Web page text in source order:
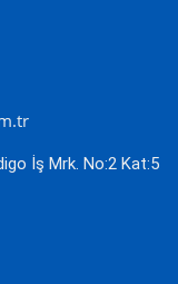
İş Mrk. No:2 Kat:5